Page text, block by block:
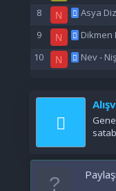
N Asya
N Dikmen
N Nev -